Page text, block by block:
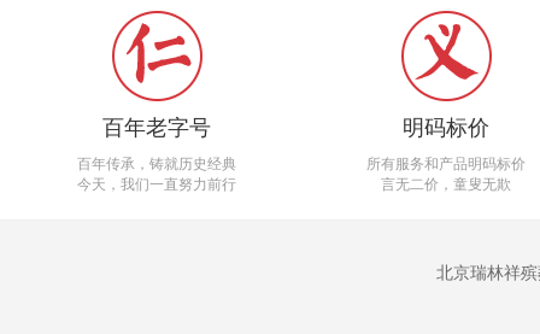
百年老字号
百年传承，铸就历史经典
今天，我们一直努力前行
明码标价
所有服务和产品明码标价
言无二价，童叟无欺
北京瑞林祥